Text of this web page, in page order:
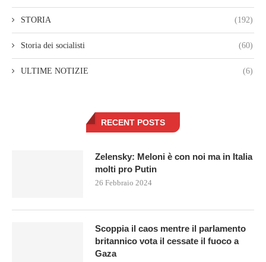
STORIA (192)
Storia dei socialisti (60)
ULTIME NOTIZIE (6)
RECENT POSTS
Zelensky: Meloni è con noi ma in Italia
molti pro Putin
26 Febbraio 2024
Scoppia il caos mentre il parlamento
britannico vota il cessate il fuoco a
Gaza